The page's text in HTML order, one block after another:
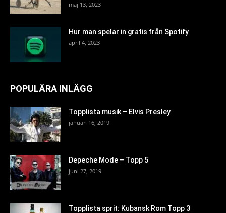
maj 13, 2023
Hur man spelar in gratis från Spotify
april 4, 2023
POPULÄRA INLÄGG
Topplista musik – Elvis Presley
januari 16, 2019
Depeche Mode – Topp 5
juni 27, 2019
Topplista sprit: Kubansk Rom Topp 3